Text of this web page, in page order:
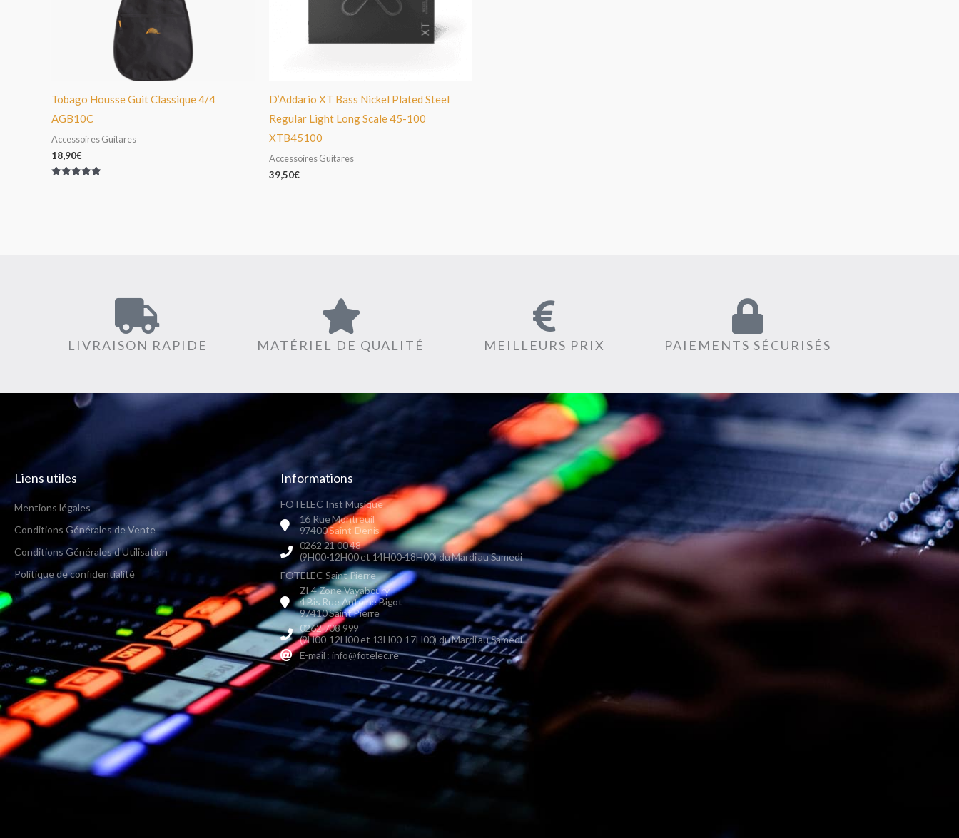
Tobago Housse Guit Classique 4/4
AGB10C
Accessoires Guitares
18,90€
D’Addario XT Bass Nickel Plated Steel
Regular Light Long Scale 45-100
XTB45100
Accessoires Guitares
39,50€
LIVRAISON RAPIDE MATÉRIEL DE QUALITÉ MEILLEURS PRIX PAIEMENTS SÉCURISÉS
Liens utiles
Mentions légales
Conditions Générales de Vente
Conditions Générales d'Utilisation
Politique de confidentialité
Informations
FOTELEC Inst Musique
16 Rue Montreuil
97400 Saint-Denis
0262 21 00 48
(9H00-12H00 et 14H00-18H00) du Mardi au Samedi
FOTELEC Saint Pierre
ZI 4 Zone Vayaboury
4 Bis Rue Antoine Bigot
97410 Saint Pierre
0262 708 999
(9H00-12H00 et 13H00-17H00) du Mardi au Samedi
E-mail : info@fotelec.re